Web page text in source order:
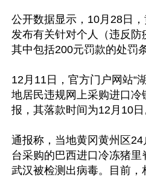
公开数据显示，10月28日
发布有关针对个人（违反防
其中包括200元罚款的处罚
12月11日，官方门户网站“
地居民违规网上采购进口冷
报，其落款时间为12月10日
通报称，当地黄冈黄州区
台采购的巴西进口冷冻猪
武汉被检测出病毒。目前，